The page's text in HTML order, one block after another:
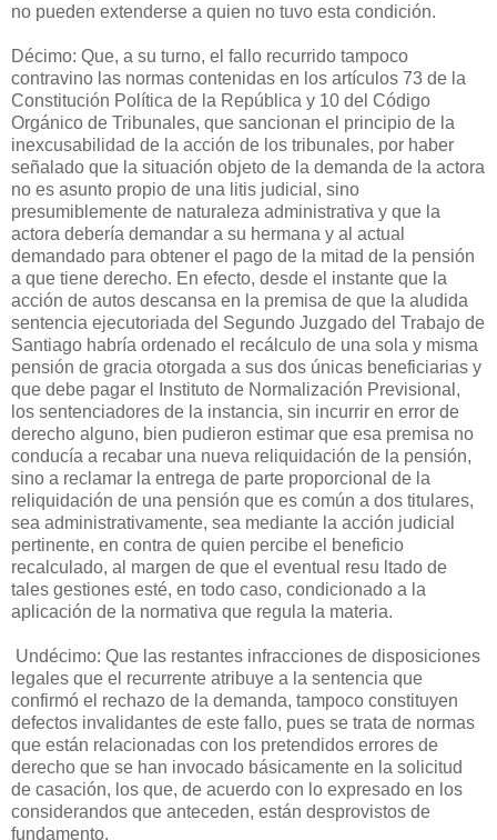
no pueden extenderse a quien no tuvo esta condición.
Décimo: Que, a su turno, el fallo recurrido tampoco
contravino las normas contenidas en los artículos 73 de la
Constitución Política de la República y 10 del Código
Orgánico de Tribunales, que sancionan el principio de la
inexcusabilidad de la acción de los tribunales, por haber
señalado que la situación objeto de la demanda de la actora
no es asunto propio de una litis judicial, sino
presumiblemente de naturaleza administrativa y que la
actora debería demandar a su hermana y al actual
demandado para obtener el pago de la mitad de la pensión
a que tiene derecho. En efecto, desde el instante que la
acción de autos descansa en la premisa de que la aludida
sentencia ejecutoriada del Segundo Juzgado del Trabajo de
Santiago habría ordenado el recálculo de una sola y misma
pensión de gracia otorgada a sus dos únicas beneficiarias y
que debe pagar el Instituto de Normalización Previsional,
los sentenciadores de la instancia, sin incurrir en error de
derecho alguno, bien pudieron estimar que esa premisa no
conducía a recabar una nueva reliquidación de la pensión,
sino a reclamar la entrega de parte proporcional de la
reliquidación de una pensión que es común a dos titulares,
sea administrativamente, sea mediante la acción judicial
pertinente, en contra de quien percibe el beneficio
recalculado, al margen de que el eventual resu ltado de
tales gestiones esté, en todo caso, condicionado a la
aplicación de la normativa que regula la materia.
Undécimo: Que las restantes infracciones de disposiciones
legales que el recurrente atribuye a la sentencia que
confirmó el rechazo de la demanda, tampoco constituyen
defectos invalidantes de este fallo, pues se trata de normas
que están relacionadas con los pretendidos errores de
derecho que se han invocado básicamente en la solicitud
de casación, los que, de acuerdo con lo expresado en los
considerandos que anteceden, están desprovistos de
fundamento.